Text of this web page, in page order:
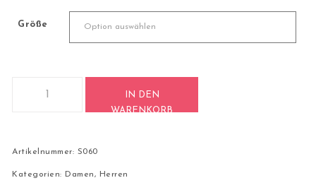
Größe
IN DEN
WARENKORB
Artikelnummer: S060
Kategorien: Damen, Herren